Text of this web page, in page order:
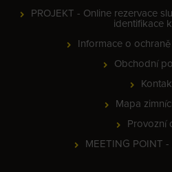
PROJEKT - Online rezervace služeb a vybavení, check-in a
identifikace
Informace o
Obchodní
Mapa
Provozní
MEETING POINT